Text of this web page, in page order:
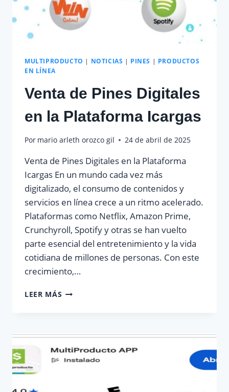
MULTIPRODUCTO | NOTICIAS | PINES | PRODUCTOS
EN LÍNEA
Venta de Pines Digitales
en la Plataforma Icargas
Por mario arleth orozco gil 24 de abril de 2025
Venta de Pines Digitales en la Plataforma
Icargas En un mundo cada vez más
digitalizado, el consumo de contenidos y
servicios en línea crece a un ritmo acelerado.
Plataformas como Netflix, Amazon Prime,
Crunchyroll, Spotify y otras se han vuelto
parte esencial del entretenimiento y la vida
cotidiana de millones de personas. Con este
crecimiento,…
LEER MÁS VENTA
EN
LA
PLATAFORMA